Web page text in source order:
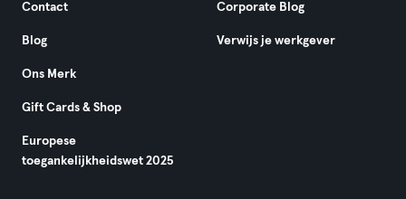
Contact
Blog
Ons Merk
Gift Cards & Shop
Europese
toegankelijkheidswet 2025
Corporate Blog
Verwijs je werkgever